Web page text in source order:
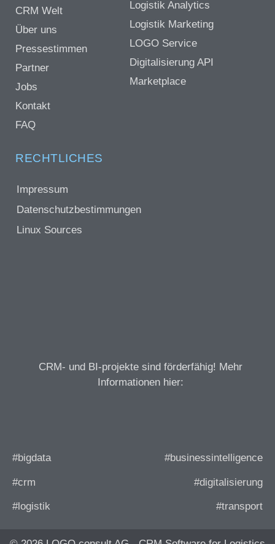
CRM Welt
Über uns
Pressestimmen
Partner
Jobs
Kontakt
FAQ
Logistik Analytics
Logistik Marketing
LOGO Service
Digitalisierung API
Marketplace
RECHTLICHES
Impressum
Datenschutzbestimmungen
Linux Sources
CRM- und BI-projekte sind förderfähig! Mehr
Informationen hier:
#bigdata #businessintelligence
#crm #digitalisierung
#logistik #transport